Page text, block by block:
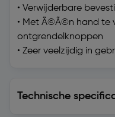
• Verwijderbare
• Met Ã©Ã©n hand te
ontgrendelknoppen
• Zeer veelzijdig in
Technische